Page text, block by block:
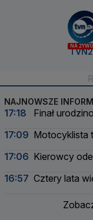
NA ŻYWO
NAJNOWSZE
17:18
Finał
17:09 Motocyklista
17:06 Kierowcy
16:57 Cztery lata